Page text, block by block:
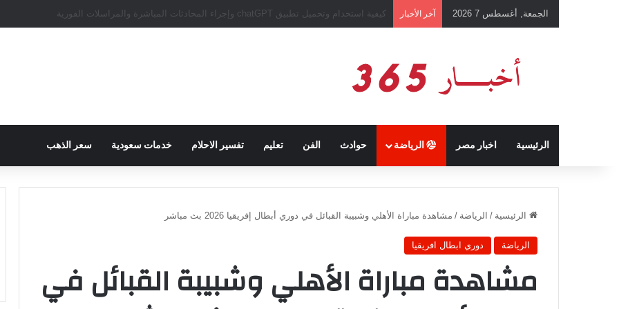
الجمعة, أغسطس 7 2026 آخر الأخبار رئيس نادي طرابزون سبور يؤكد على أهمية دور تريزيجيه في حسم صفقة محمد صلاح
الرئيسية اخبار مصر الرياضة حوادث الفن تعليم تفسير الاحلام خدمات سعودية سعر الذهب
الرئيسية / الرياضة / مشاهدة مباراة الأهلي وشبيبة القبائل في دوري أبطال إفريقيا 2026 بث مباشر
الرياضة دوري ابطال افريقيا
مشاهدة مباراة الأهلي وشبيبة القبائل في